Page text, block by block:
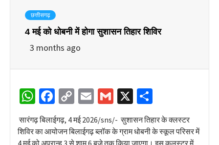
छत्तीसगढ़
4 मई को धोबनी में होगा सुशासन तिहार शिविर
3 months ago
WhatsApp
Facebook
Copy
Link
EmailGmail
X
सारंगढ़ बिलाईगढ़, 4 मई 2026/sns/- सुशासन तिहार के क्लस्टर
शिविर का आयोजन बिलाईगढ़ ब्लॉक के ग्राम धोबनी के स्कूल परिसर में
4 मई को अपरान्ह 3 से शाम 6 बजे तक किया जाएगा। इस कलस्टर में